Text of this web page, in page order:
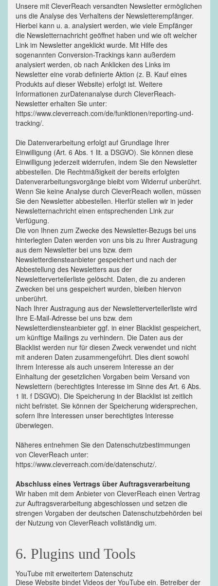
Unsere mit CleverReach versandten Newsletter ermöglichen
uns die Analyse des Verhaltens der Newsletterempfänger.
Hierbei kann u. a. analysiert werden, wie viele Empfänger
die Newsletternachricht geöffnet haben und wie oft welcher
Link im Newsletter angeklickt wurde. Mit Hilfe des
sogenannten Conversion-Trackings kann außerdem
analysiert werden, ob nach Anklicken des Links im
Newsletter eine vorab definierte Aktion (z. B. Kauf eines
Produkts auf dieser Website) erfolgt ist. Weitere
Informationen zurDatenanalyse durch CleverReach-
Newsletter erhalten Sie unter:
https://www.cleverreach.com/de/funktionen/reporting-und-
tracking/.
Die Datenverarbeitung erfolgt auf Grundlage Ihrer
Einwilligung (Art. 6 Abs. 1 lit. a DSGVO). Sie können diese
Einwilligung jederzeit widerrufen, indem Sie den Newsletter
abbestellen. Die Rechtmäßigkeit der bereits erfolgten
Datenverarbeitungsvorgänge bleibt vom Widerruf unberührt.
Wenn Sie keine Analyse durch CleverReach wollen, müssen
Sie den Newsletter abbestellen. Hierfür stellen wir in jeder
Newsletternachricht einen entsprechenden Link zur
Verfügung.
Die von Ihnen zum Zwecke des Newsletter-Bezugs bei uns
hinterlegten Daten werden von uns bis zu Ihrer Austragung
aus dem Newsletter bei uns bzw. dem
Newsletterdiensteanbieter gespeichert und nach der
Abbestellung des Newsletters aus der
Newsletterverteilerliste gelöscht. Daten, die zu anderen
Zwecken bei uns gespeichert wurden, bleiben hiervon
unberührt.
Nach Ihrer Austragung aus der Newsletterverteilerliste wird
Ihre E-Mail-Adresse bei uns bzw. dem
Newsletterdiensteanbieter ggf. in einer Blacklist gespeichert,
um künftige Mailings zu verhindern. Die Daten aus der
Blacklist werden nur für diesen Zweck verwendet und nicht
mit anderen Daten zusammengeführt. Dies dient sowohl
Ihrem Interesse als auch unserem Interesse an der
Einhaltung der gesetzlichen Vorgaben beim Versand von
Newslettern (berechtigtes Interesse im Sinne des Art. 6 Abs.
1 lit. f DSGVO). Die Speicherung in der Blacklist ist zeitlich
nicht befristet. Sie können der Speicherung widersprechen,
sofern Ihre Interessen unser berechtigtes Interesse
überwiegen.
Näheres entnehmen Sie den Datenschutzbestimmungen
von CleverReach unter:
https://www.cleverreach.com/de/datenschutz/.
Abschluss eines Vertrags über Auftragsverarbeitung
Wir haben mit dem Anbieter von CleverReach einen Vertrag
zur Auftragsverarbeitung abgeschlossen und setzen die
strengen Vorgaben der deutschen Datenschutzbehörden bei
der Nutzung von CleverReach vollständig um.
6. Plugins und Tools
YouTube mit erweitertem Datenschutz
Diese Website bindet Videos der YouTube ein. Betreiber der